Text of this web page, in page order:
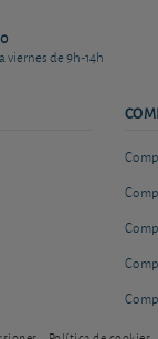
viernes de 9h-14h